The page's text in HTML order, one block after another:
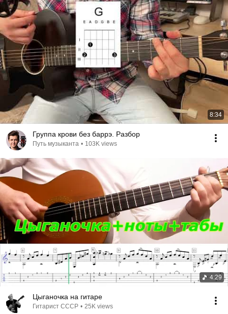
8:34
Группа крови без баррэ. Разбор
Путь музыканта • 103K views
4:29
Цыганочка на гитаре
Гитарист СССР • 25K views